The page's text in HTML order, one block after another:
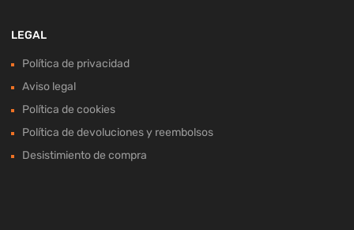
LEGAL
Política de privacidad
Aviso legal
Política de cookies
Política de devoluciones y reembolsos
Desistimiento de compra